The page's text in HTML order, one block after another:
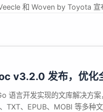
和 Woven by Toyota 宣
Rust Consortium）。 该小
v3.2.0 发布，优化
方案
语言开发实现的文库解决方
TXT、EPUB、MOBI 等多种